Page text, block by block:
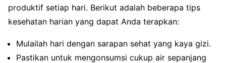
produktif setiap hari. Berikut adalah beberapa tips
kesehatan harian yang dapat Anda terapkan:
Mulailah hari dengan sarapan sehat yang kaya gizi.
Pastikan untuk mengonsumsi cukup air sepanjang